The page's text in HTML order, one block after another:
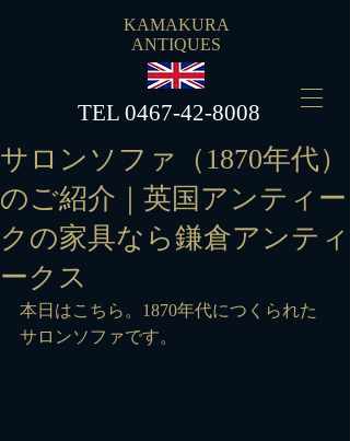
KAMAKURA
ANTIQUES
​TEL 0467-42-8008
サロンソファ（1870年代）
のご紹介｜英国アンティー
クの家具なら鎌倉アンティ
ークス
本日はこちら。1870年代につくられた
サロンソファです。